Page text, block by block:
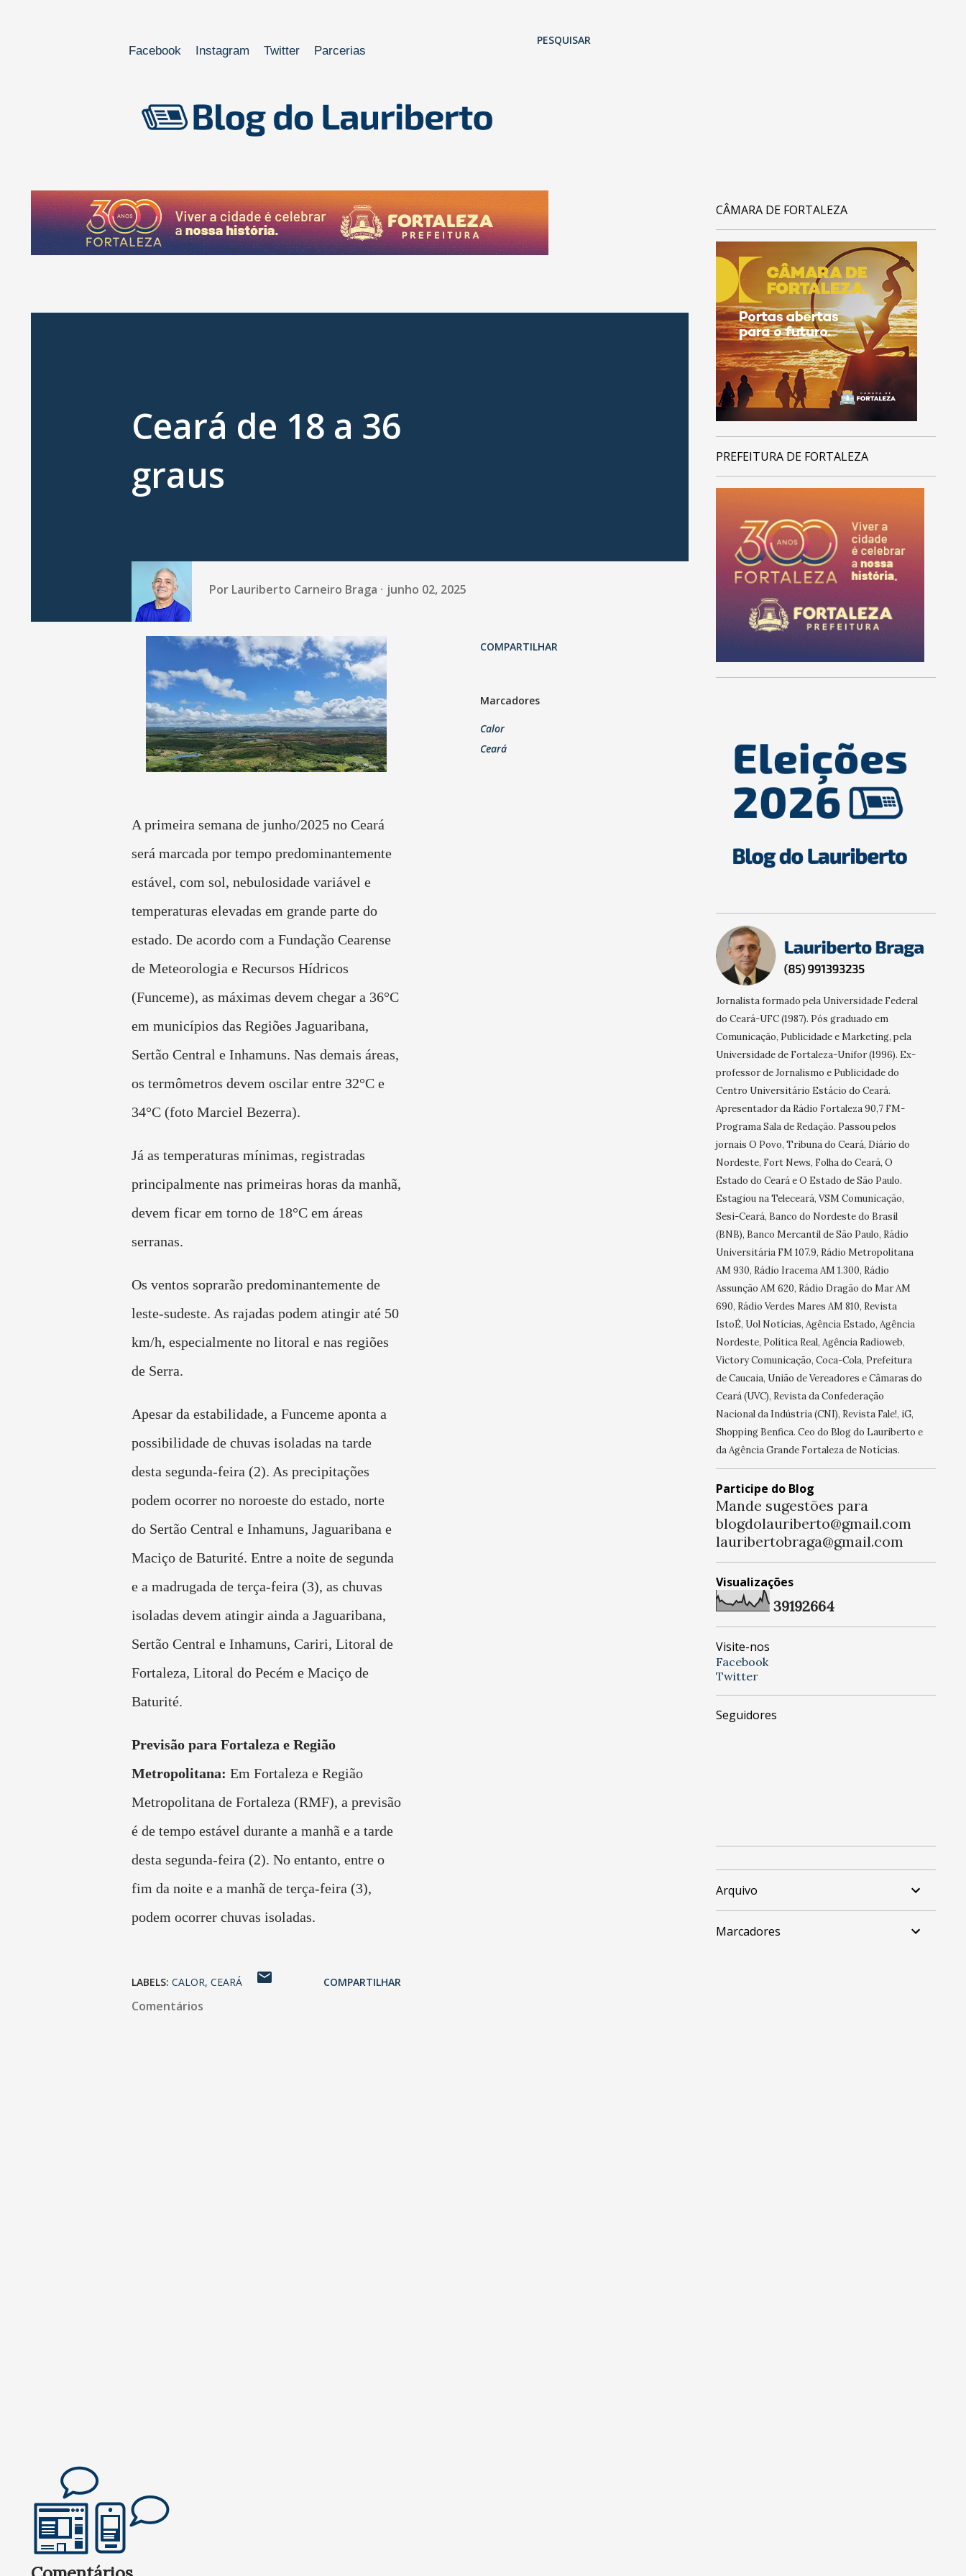
Facebook Instagram Twitter Parcerias
PESQUISAR
Ceará de 18 a 36
graus
Por Lauriberto Carneiro Braga junho 02, 2025
A primeira semana de junho/2025 no Ceará
será marcada por tempo predominantemente
estável, com sol, nebulosidade variável e
temperaturas elevadas em grande parte do
estado. De acordo com a Fundação Cearense
de Meteorologia e Recursos Hídricos
(Funceme), as máximas devem chegar a 36°C
em municípios das Regiões Jaguaribana,
Sertão Central e Inhamuns. Nas demais áreas,
os termômetros devem oscilar entre 32°C e
34°C (foto Marciel Bezerra).
Já as temperaturas mínimas, registradas
principalmente nas primeiras horas da manhã,
devem ficar em torno de 18°C em áreas
serranas.
Os ventos soprarão predominantemente de
leste-sudeste. As rajadas podem atingir até 50
km/h, especialmente no litoral e nas regiões
de Serra.
Apesar da estabilidade, a Funceme aponta a
possibilidade de chuvas isoladas na tarde
desta segunda-feira (2). As precipitações
podem ocorrer no noroeste do estado, norte
do Sertão Central e Inhamuns, Jaguaribana e
Maciço de Baturité. Entre a noite de segunda
e a madrugada de terça-feira (3), as chuvas
isoladas devem atingir ainda a Jaguaribana,
Sertão Central e Inhamuns, Cariri, Litoral de
Fortaleza, Litoral do Pecém e Maciço de
Baturité.
Previsão para Fortaleza e Região
Metropolitana: Em Fortaleza e Região
Metropolitana de Fortaleza (RMF), a previsão
é de tempo estável durante a manhã e a tarde
desta segunda-feira (2). No entanto, entre o
fim da noite e a manhã de terça-feira (3),
podem ocorrer chuvas isoladas.
COMPARTILHAR
Marcadores
Calor
Ceará
LABELS: CALOR CEARÁ COMPARTILHAR
Comentários
CÂMARA DE FORTALEZA
PREFEITURA DE FORTALEZA
Jornalista formado pela Universidade Federal
do Ceará-UFC (1987). Pós graduado em
Comunicação, Publicidade e Marketing, pela
Universidade de Fortaleza-Unifor (1996). Ex-
professor de Jornalismo e Publicidade do
Centro Universitário Estácio do Ceará.
Apresentador da Rádio Fortaleza 90,7 FM-
Programa Sala de Redação. Passou pelos
jornais O Povo, Tribuna do Ceará, Diário do
Nordeste, Fort News, Folha do Ceará, O
Estado do Ceará e O Estado de São Paulo.
Estagiou na Teleceará, VSM Comunicação,
Sesi-Ceará, Banco do Nordeste do Brasil
(BNB), Banco Mercantil de São Paulo, Rádio
Universitária FM 107.9, Rádio Metropolitana
AM 930, Rádio Iracema AM 1.300, Rádio
Assunção AM 620, Rádio Dragão do Mar AM
690, Rádio Verdes Mares AM 810, Revista
IstoÉ, Uol Notícias, Agência Estado, Agência
Nordeste, Política Real, Agência Radioweb,
Victory Comunicação, Coca-Cola, Prefeitura
de Caucaia, União de Vereadores e Câmaras do
Ceará (UVC), Revista da Confederação
Nacional da Indústria (CNI), Revista Fale!, iG,
Shopping Benfica. Ceo do Blog do Lauriberto e
da Agência Grande Fortaleza de Notícias.
Participe do Blog
Mande sugestões para
blogdolauriberto@gmail.com
lauribertobraga@gmail.com
Visualizações
39192664
Visite-nos
Facebook
Twitter
Seguidores
Arquivo
Marcadores